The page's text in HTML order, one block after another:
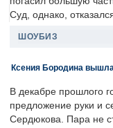
Суд, однако,
ШОУБИЗ
Ксения Бородина
В декабре прошлого
предложение руки и
Сердюкова. Пара не